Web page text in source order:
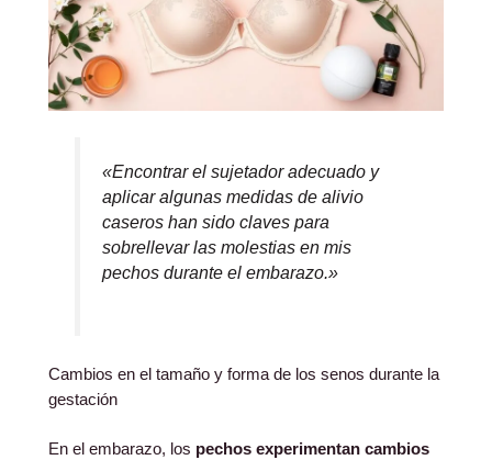
«Encontrar el sujetador adecuado y
aplicar algunas medidas de alivio
caseros han sido claves para
sobrellevar las molestias en mis
pechos durante el embarazo.»
Cambios en el tamaño y forma de los senos durante la
gestación
En el embarazo, los pechos experimentan cambios